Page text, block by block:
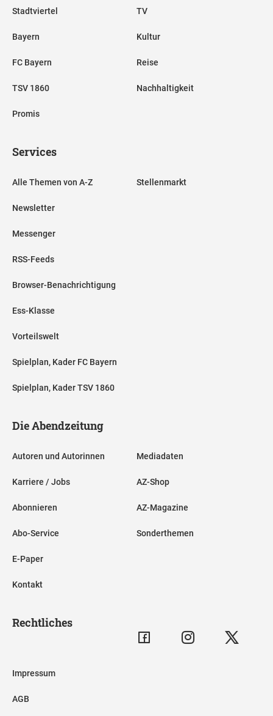
Stadtviertel
Bayern
FC Bayern
TSV 1860
Promis
TV
Kultur
Reise
Nachhaltigkeit
Services
Alle Themen von A-Z
Newsletter
Messenger
RSS-Feeds
Browser-Benachrichtigung
Ess-Klasse
Vorteilswelt
Spielplan, Kader FC Bayern
Spielplan, Kader TSV 1860
Stellenmarkt
Die Abendzeitung
Autoren und Autorinnen
Karriere / Jobs
Abonnieren
Abo-Service
E-Paper
Kontakt
Mediadaten
AZ-Shop
AZ-Magazine
Sonderthemen
Rechtliches
Impressum
AGB